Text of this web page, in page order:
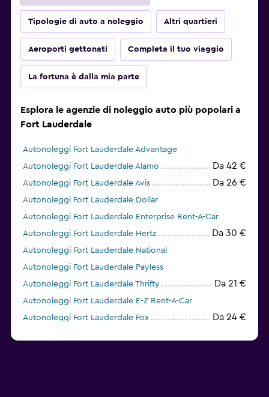
Tipologie di auto a noleggio Altri quartieri
Aeroporti gettonati Completa il tuo viaggio
La fortuna è dalla mia parte
Esplora le agenzie di noleggio auto più popolari a
Fort Lauderdale
Autonoleggi Fort Lauderdale Advantage
Autonoleggi Fort Lauderdale Alamo
Da 42 €
Autonoleggi Fort Lauderdale Avis Da 26 €
Autonoleggi Fort Lauderdale Dollar
Autonoleggi Fort Lauderdale Enterprise Rent-A-Car
Autonoleggi Fort Lauderdale Hertz
Da 30 €
Autonoleggi Fort Lauderdale National
Autonoleggi Fort Lauderdale Payless
Autonoleggi Fort Lauderdale Thrifty
Da 21 €
Autonoleggi Fort Lauderdale E-Z Rent-A-Car
Autonoleggi Fort Lauderdale Fox
Da 24 €